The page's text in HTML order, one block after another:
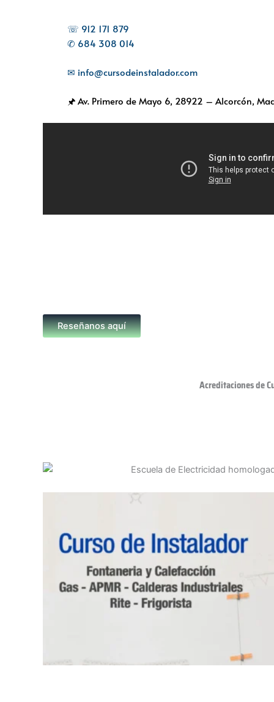
☏ 912 171 879
✆ 684 308 014
✉ info@cursodeinstalador.com
🖈 Av. Primero de Mayo 6, 28922 – Alcorcón,
Reseñanos aquí
Acreditaciones de